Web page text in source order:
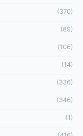
(370)
(89)
(106)
(14)
(336)
(346)
(1)